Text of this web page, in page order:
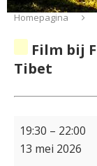
Homepagina
Film bij
Tibet
19:30 – 22:00
13 mei 2026